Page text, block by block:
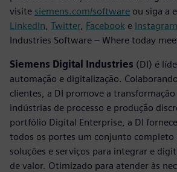
visite siemens.com/software ou siga a
LinkedIn Twitter, Facebook e Instagram
Industries Software – Where today
Siemens Digital Industries (DI) é
automação e digitalização.
clientes, a DI promove a
indústrias de processo e produção
portfólio Digital Enterprise, a DI
todos os portes um conjunto completo
soluções e serviços para integrar e
de valor. Otimizado para atender às